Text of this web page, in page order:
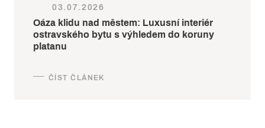
03.07.2026
Oáza klidu nad městem: Luxusní interiér
ostravského bytu s výhledem do koruny
platanu